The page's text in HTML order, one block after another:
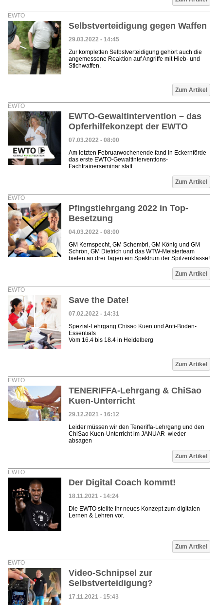
EWTO
Selbstverteidigung gegen Waffen
29.03.2022 - 14:45
Zur kompletten Selbstverteidigung gehört auch die
angemessene Reaktion auf Angriffe mit Hieb- und
Stichwaffen.
Zum Artikel
EWTO
EWTO-Gewaltintervention – das
Opferhilfekonzept der EWTO
07.03.2022 - 08:00
Am letzten Februarwochenende fand in Eckernförde
das erste EWTO-Gewaltinterventions-
Fachtrainerseminar statt
Zum Artikel
EWTO
Pfingstlehrgang 2022 in Top-
Besetzung
04.03.2022 - 08:00
GM Kernspecht, GM Schembri, GM König und GM
Schrön, GM Dietrich und das WTW-Meisterteam
bieten an drei Tagen ein Spektrum der Spitzenklasse!
Zum Artikel
EWTO
Save the Date!
07.02.2022 - 14:31
Spezial-Lehrgang Chisao Kuen und Anti-Boden-
Essentials
Vom 16.4 bis 18.4 in Heidelberg
Zum Artikel
EWTO
TENERIFFA-Lehrgang & ChiSao
Kuen-Unterricht
29.12.2021 - 16:12
Leider müssen wir den Teneriffa-Lehrgang und den
ChiSao Kuen-Unterricht im JANUAR wieder
absagen
Zum Artikel
EWTO
Der Digital Coach kommt!
18.11.2021 - 14:24
Die EWTO stellte ihr neues Konzept zum digitalen
Lernen & Lehren vor.
Zum Artikel
EWTO
Video-Schnipsel zur
Selbstverteidigung?
17.11.2021 - 15:43